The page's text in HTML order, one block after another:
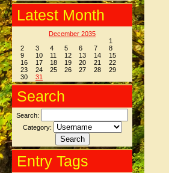
Latest Month
December 2035
1
2
3 4 5 6 7
8
9
10 11 12 13 14
15
16
17 18 19 20 21
22
23
24 25 26 27 28
29
30
31
Search
Search:
Category:
Entry Tags